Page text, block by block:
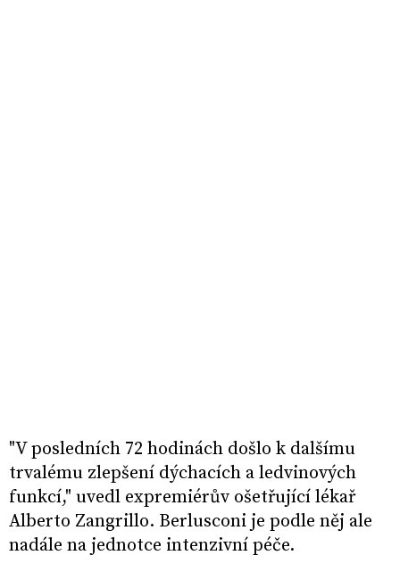
"V posledních 72 hodinách došlo k dalšímu
trvalému zlepšení dýchacích a ledvinových
funkcí," uvedl expremiérův ošetřující lékař
Alberto Zangrillo. Berlusconi je podle něj ale
nadále na jednotce intenzivní péče.